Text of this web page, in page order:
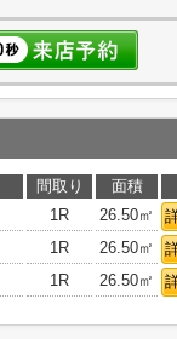
間取り 面積
1R 26.50㎡
1R 26.50㎡
1R 26.50㎡